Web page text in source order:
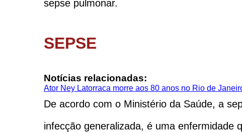
sepse pulmonar.
SEPSE
Notícias relacionadas:
Ator Ney Latorraca morre aos 80 anos no Rio de
De acordo com o Ministério da Saúde, a
infecção generalizada, é uma enfermidade